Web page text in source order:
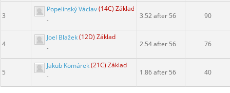
3
Popelínský Václav(14C) Základ
- 3.52 after 56 90
4
Joel Blažek(12D) Základ
- 2.54 after 56 76
5
Jakub Komárek(21C) Základ
- 1.86 after 56 40